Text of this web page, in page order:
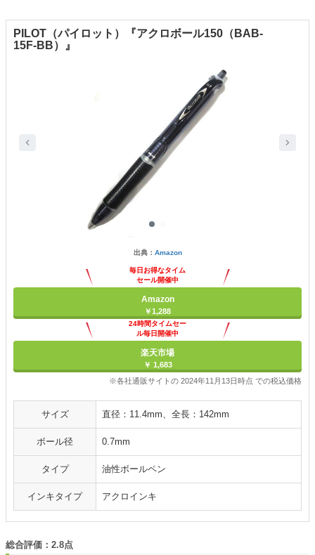
PILOT（パイロット）『アクロボール150（BAB-
15F-BB）』
出典： Amazon
毎日お得なタイム
セール開催中
Amazon
￥1,288
24時間タイムセー
ル毎日開催中
楽天市場
￥ 1,683
※各社通販サイトの 2024年11月13日時点 での税込価格
サイズ 直径：11.4mm、全長：142mm
ボール径 0.7mm
タイプ 油性ボールペン
インキタイプ アクロインキ
総合評価：2.8点